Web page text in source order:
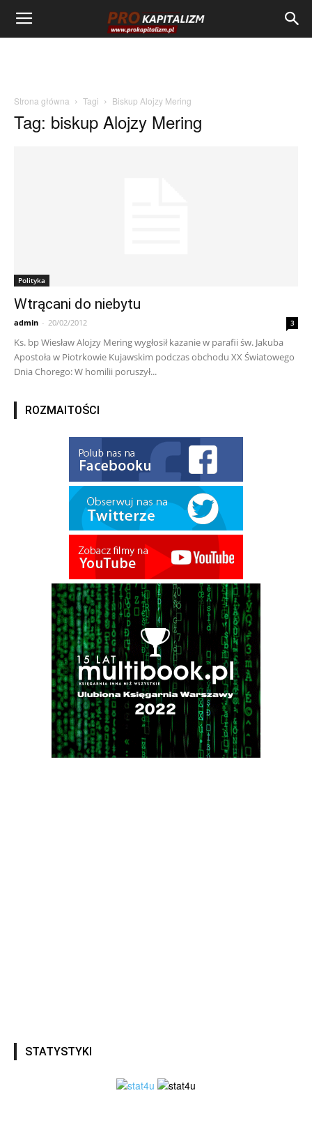
Strona główna Tagi Biskup Alojzy Mering
Tag: biskup Alojzy Mering
Polityka
Wtrącani do niebytu
admin - 20/02/2012 3
Ks. bp Wiesław Alojzy Mering wygłosił kazanie w parafii św. Jakuba
Apostoła w Piotrkowie Kujawskim podczas obchodu XX Światowego
Dnia Chorego: W homilii poruszył...
ROZMAITOŚCI
STATYSTYKI